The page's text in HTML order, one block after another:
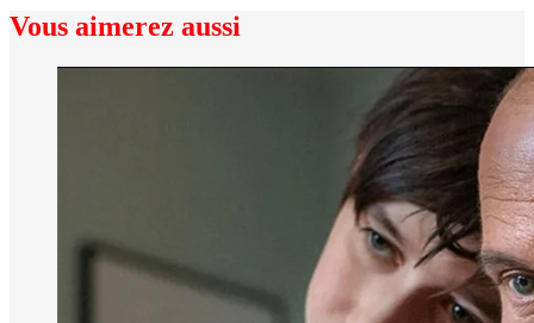
Vous aimerez aussi